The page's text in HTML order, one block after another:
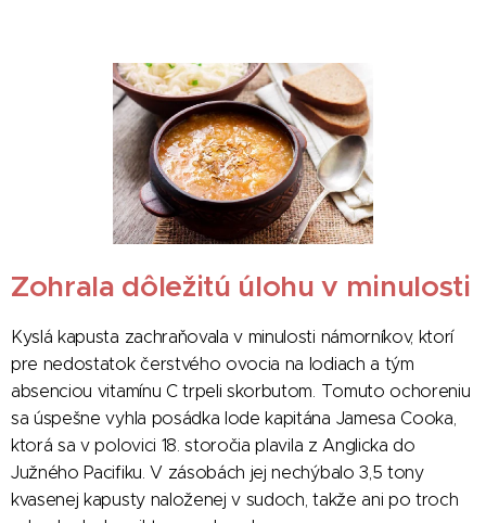
Zohrala dôležitú úlohu v minulosti
Kyslá kapusta zachraňovala v minulosti námorníkov, ktorí
pre nedostatok čerstvého ovocia na lodiach a tým
absenciou vitamínu C trpeli skorbutom. Tomuto ochoreniu
sa úspešne vyhla posádka lode kapitána Jamesa Cooka,
ktorá sa v polovici 18. storočia plavila z Anglicka do
Južného Pacifiku. V zásobách jej nechýbalo 3,5 tony
kvasenej kapusty naloženej v sudoch, takže ani po troch